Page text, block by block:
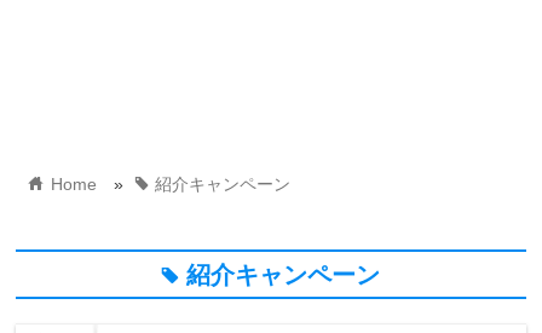
home Home » tag紹介キャンペーン
tag 紹介キャンペーン